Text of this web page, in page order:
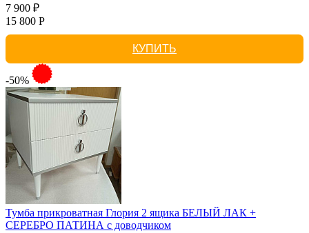
7 900 ₽
15 800 Р
КУПИТЬ
-50%
Тумба прикроватная Глория 2 ящика БЕЛЫЙ ЛАК +
СЕРЕБРО ПАТИНА с доводчиком